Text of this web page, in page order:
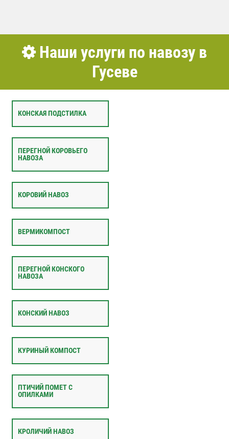
Наши услуги по навозу в
Гусеве
КОНСКАЯ ПОДСТИЛКА
ПЕРЕГНОЙ КОРОВЬЕГО
НАВОЗА
КОРОВИЙ НАВОЗ
ВЕРМИКОМПОСТ
ПЕРЕГНОЙ КОНСКОГО
НАВОЗА
КОНСКИЙ НАВОЗ
КУРИНЫЙ КОМПОСТ
ПТИЧИЙ ПОМЕТ С
ОПИЛКАМИ
КРОЛИЧИЙ НАВОЗ